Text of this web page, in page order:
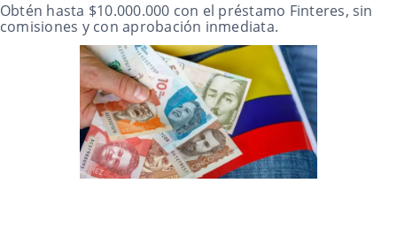
Obtén hasta $10.000.000 con el préstamo Finteres, sin
comisiones y con aprobación inmediata.